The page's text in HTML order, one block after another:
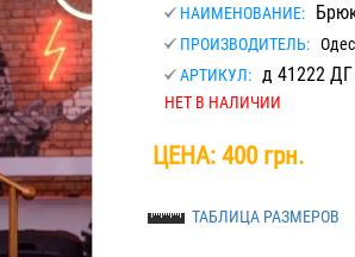
НАИМЕНОВАНИЕ:
ПРОИЗВОДИТЕЛЬ:
АРТИКУЛ: д 41222 ДГ
НЕТ В НАЛИЧИИ
ЦЕНА: 400 грн.
ТАБЛИЦА РАЗМЕРОВ